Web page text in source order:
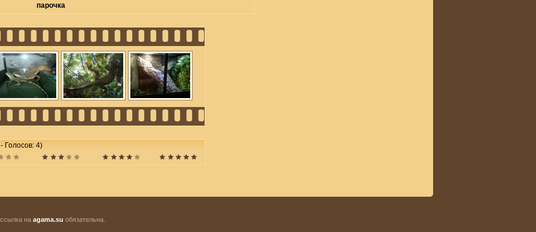
парочка
Голосов: 4)
на agama.su обязательна.